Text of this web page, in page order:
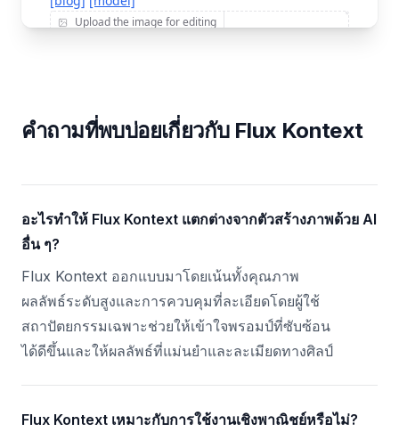
คำถามที่พบบ่อยเกี่ยวกับ Flux Kontext
อะไรทำให้ Flux Kontext แตกต่างจากตัวสร้างภาพด้วย AI
อื่น ๆ?
Flux Kontext ออกแบบมาโดยเน้นทั้งคุณภาพ
ผลลัพธ์ระดับสูงและการควบคุมที่ละเอียดโดยผู้ใช้
สถาปัตยกรรมเฉพาะช่วยให้เข้าใจพรอมป์ที่ซับซ้อน
ได้ดีขึ้นและให้ผลลัพธ์ที่แม่นยำและละเมียดทางศิลป์
Flux Kontext เหมาะกับการใช้งานเชิงพาณิชย์หรือไม่?